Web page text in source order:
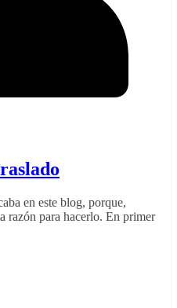
en este blog, porque,
razón para hacerlo. En primer